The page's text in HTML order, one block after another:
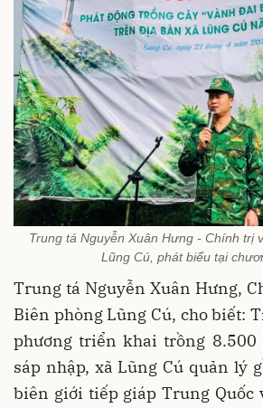
Trung tá Nguyễn Xuân Hưng - Chính trị
Lũng Cú, phát biểu tại
Trung tá Nguyễn Xuân Hưng,
Biên phòng Lũng Cú, cho biết:
phương triển khai trồng 8.500
sáp nhập, xã Lũng Cú quản lý
biên giới tiếp giáp Trung Quốc